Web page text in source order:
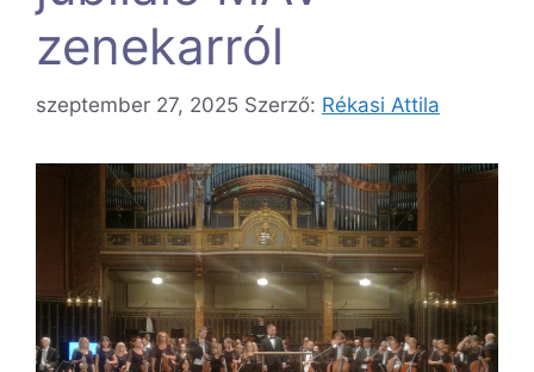
zenekarról
szeptember 27, 2025 Szerző: Rékasi Attila